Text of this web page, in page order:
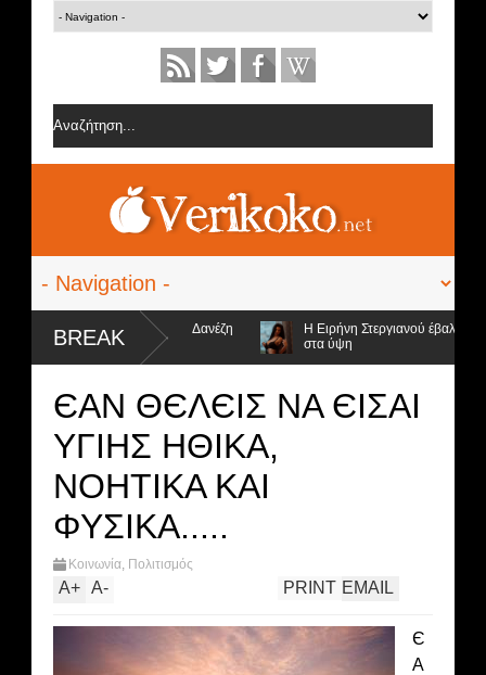
BREAK
από την ομάδα της Σοφίας Δανέζη
Η Ειρήνη Στεργιανού έβαλε τα...
στα ύψη
ЄΑΝ ΘЄΛЄΙΣ ΝΑ ЄΙΣΑΙ
ΥΓΙΗΣ ΗΘΙΚΑ,
ΝΟΗΤΙΚΑ ΚΑΙ
ΦΥΣΙΚΑ.....
Κοινωνία, Πολιτισμός
A+ A- EMAIL
PRINT
Є
Α